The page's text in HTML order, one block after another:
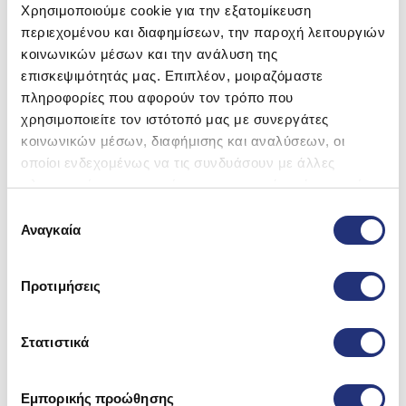
Χρησιμοποιούμε cookie για την εξατομίκευση
περιεχομένου και διαφημίσεων, την παροχή λειτουργιών
κοινωνικών μέσων και την ανάλυση της
επισκεψιμότητάς μας. Επιπλέον, μοιραζόμαστε
πληροφορίες που αφορούν τον τρόπο που
χρησιμοποιείτε τον ιστότοπό μας με συνεργάτες
κοινωνικών μέσων, διαφήμισης και αναλύσεων, οι
οποίοι ενδεχομένως να τις συνδυάσουν με άλλες
πληροφορίες που τους έχετε παραχωρήσει ή τις οποίες
των υπηρεσιών τους.
συγκατάθεσης
Αναγκαία
Προτιμήσεις
Στατιστικά
Εμπορικής προώθησης
Belogia pfrm 695- Χωνί Κλείστρου
Μαγνητικό Ασημί 58mm
11,00€Original
price
was:
11,00 €.
10,45€
Η
τρέχουσα
τιμή
είναι:
5% Off
Άμεσα διαθέσιμο
Προσθήκη στο καλάθι